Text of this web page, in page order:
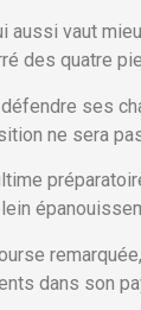
vaut
des quatre
ses
ne sera
dans son